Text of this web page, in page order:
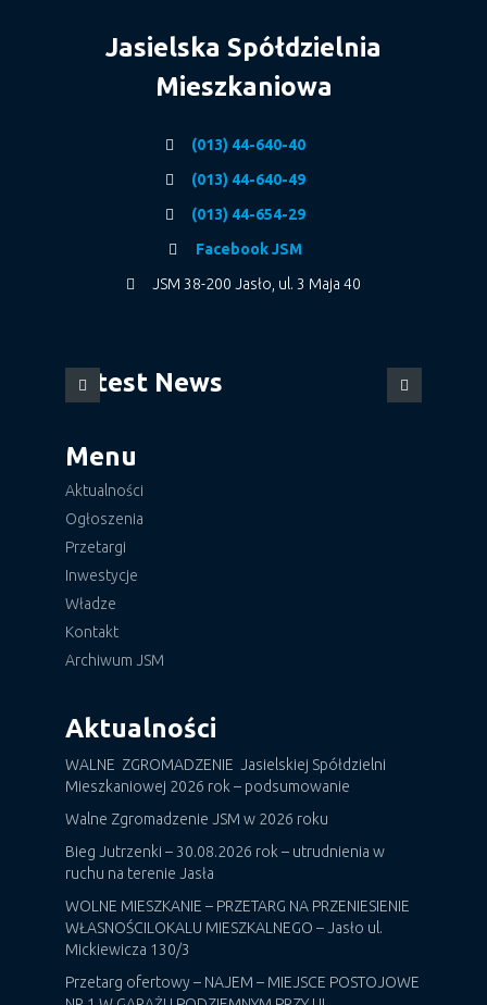
Jasielska Spółdzielnia
Mieszkaniowa
(013) 44-640-40
(013) 44-640-49
(013) 44-654-29
Facebook JSM
JSM 38-200 Jasło, ul. 3 Maja 40
Latest News
Menu
Aktualności
Ogłoszenia
Przetargi
Inwestycje
Władze
Kontakt
Archiwum JSM
Aktualności
WALNE ZGROMADZENIE Jasielskiej Spółdzielni
Mieszkaniowej 2026 rok – podsumowanie
Walne Zgromadzenie JSM w 2026 roku
Bieg Jutrzenki – 30.08.2026 rok – utrudnienia w
ruchu na terenie Jasła
WOLNE MIESZKANIE – PRZETARG NA PRZENIESIENIE
WŁASNOŚCILOKALU MIESZKALNEGO – Jasło ul.
Mickiewicza 130/3
Przetarg ofertowy – NAJEM – MIEJSCE POSTOJOWE